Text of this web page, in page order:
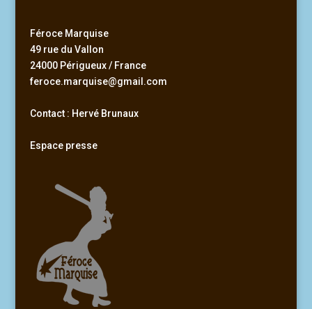
Féroce Marquise
49 rue du Vallon
24000 Périgueux / France
feroce.marquise@gmail.com
Contact : Hervé Brunaux
Espace presse